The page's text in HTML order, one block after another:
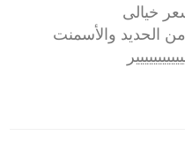
خيالى
الحديد والأسمنت